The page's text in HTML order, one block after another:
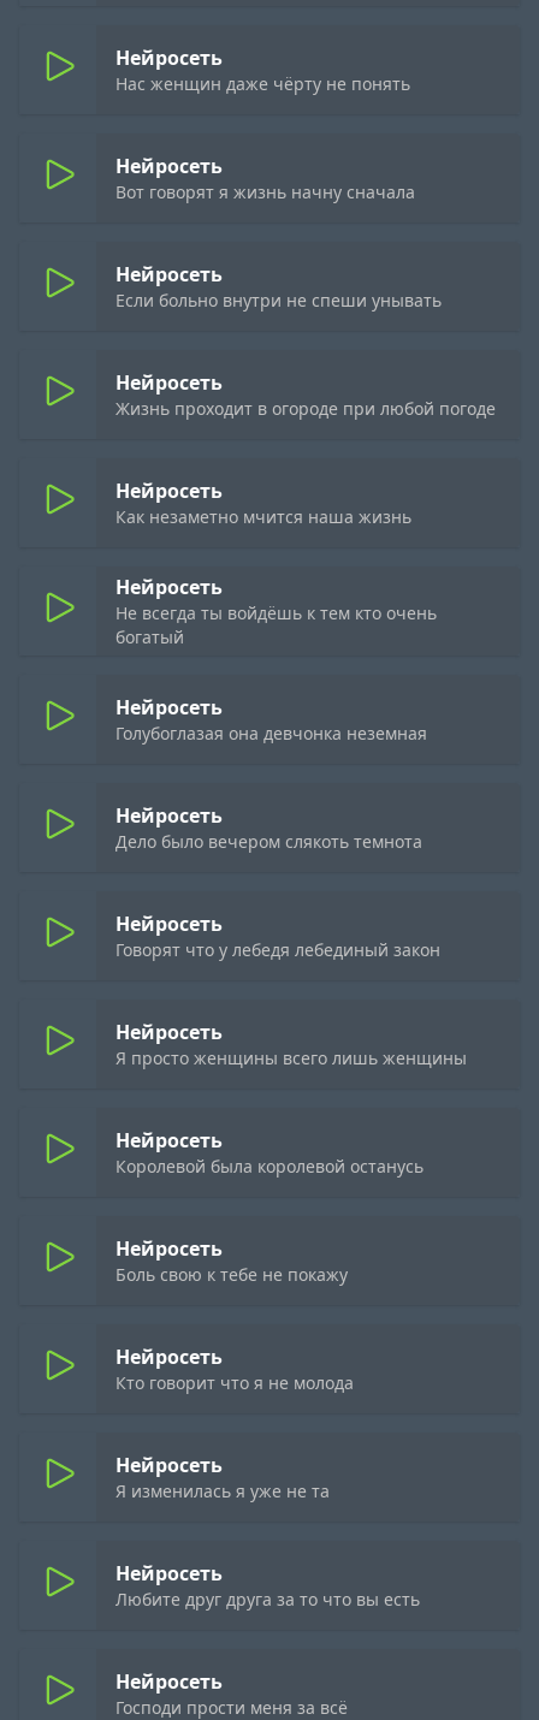
Нейросеть
Нас женщин даже чёрту не понять
Нейросеть
Вот говорят я жизнь начну сначала
Нейросеть
Если больно внутри не спеши унывать
Нейросеть
Жизнь проходит в огороде при любой погоде
Нейросеть
Как незаметно мчится наша жизнь
Нейросеть
Не всегда ты войдёшь к тем кто очень
богатый
Нейросеть
Голубоглазая она девчонка неземная
Нейросеть
Дело было вечером слякоть темнота
Нейросеть
Говорят что у лебедя лебединый закон
Нейросеть
Я просто женщины всего лишь женщины
Нейросеть
Королевой была королевой останусь
Нейросеть
Боль свою к тебе не покажу
Нейросеть
Кто говорит что я не молода
Нейросеть
Я изменилась я уже не та
Нейросеть
Любите друг друга за то что вы есть
Нейросеть
Господи прости меня за всё